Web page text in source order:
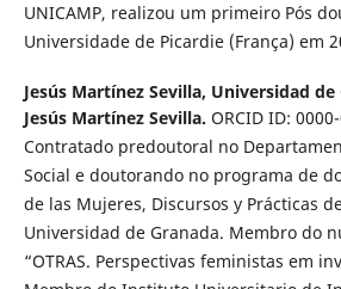
UNICAMP, realizou um primeiro Pós
Universidade de Picardie (França) em
Jesús Martínez Sevilla, Universidad de
Jesús Martínez Sevilla. ORCID ID:
Contratado predoutoral no
Social e doutorando no programa de
de las Mujeres, Discursos y Prácticas
Universidad de Granada. Membro do
“OTRAS. Perspectivas feministas em